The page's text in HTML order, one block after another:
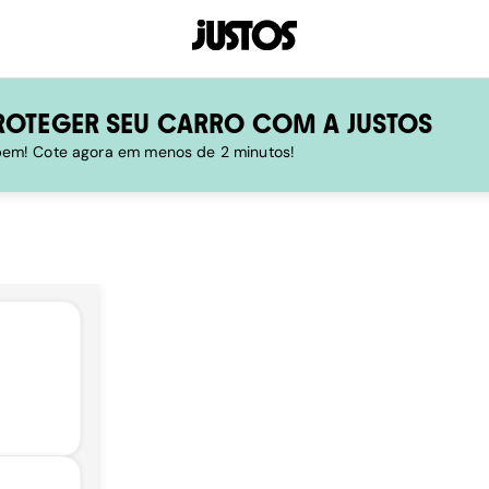
SEU CARRO COM A JUSTOS
Cote agora em menos de 2 minutos!